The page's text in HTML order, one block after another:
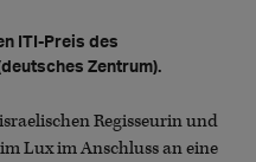
ITI-Preis des
Zentrum).
Regisseurin und
Lux im Anschluss an eine